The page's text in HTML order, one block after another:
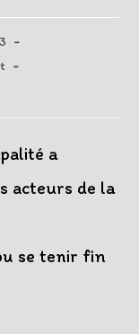
a
acteurs de la
se tenir fin